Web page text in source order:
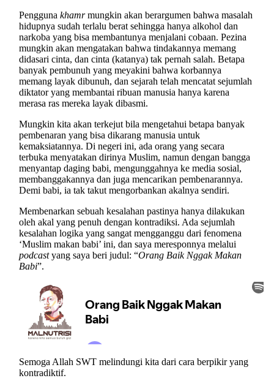
Pengguna khamrmungkin akan berargumen bahwa masalah
hidupnya sudah terlalu berat sehingga hanya alkohol dan
narkoba yang bisa membantunya menjalani cobaan. Pezina
mungkin akan mengatakan bahwa tindakannya memang
didasari cinta, dan cinta (katanya) tak pernah salah. Betapa
banyak pembunuh yang meyakini bahwa korbannya
memang layak dibunuh, dan sejarah telah mencatat sejumlah
diktator yang membantai ribuan manusia hanya karena
merasa ras mereka layak dibasmi.
Mungkin kita akan terkejut bila mengetahui betapa banyak
pembenaran yang bisa dikarang manusia untuk
kemaksiatannya. Di negeri ini, ada orang yang secara
terbuka menyatakan dirinya Muslim, namun dengan bangga
menyantap daging babi, mengunggahnya ke media sosial,
membanggakannya dan juga mencarikan pembenarannya.
Demi babi, ia tak takut mengorbankan akalnya sendiri.
Membenarkan sebuah kesalahan pastinya hanya dilakukan
oleh akal yang penuh dengan kontradiksi. Ada sejumlah
kesalahan logika yang sangat mengganggu dari fenomena
‘Muslim makan babi’ ini, dan saya meresponnya melalui
podcastyang saya beri judul: “Orang Baik Nggak Makan
Babi”.
Semoga Allah SWT melindungi kita dari cara berpikir yang
kontradiktif.